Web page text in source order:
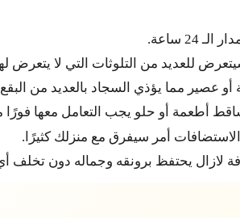
ساعة.
للعديد من التلوثات التي لا يتعرض
عصير مما يؤذي السجاد بالعديد من
أطعمة أو حلو يجب التعامل معها
أمر سيفرق مع منزلك كثيرًا.
لازال يحتفظ برونقه وجماله دون تخلف